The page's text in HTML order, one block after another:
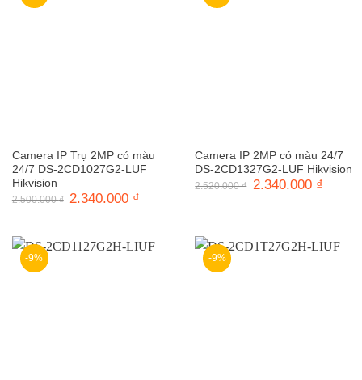
Camera IP Trụ 2MP có màu
24/7 DS-2CD1027G2-LUF
Hikvision
2.500.000₫ Giá
gốc
2.340.000 ₫
2.340.000 ₫.
Camera IP 2MP có màu 24/7
DS-2CD1327G2-LUF Hikvision
2.520.000₫
Giá
gốc
2.340.000 ₫
-9% -9%